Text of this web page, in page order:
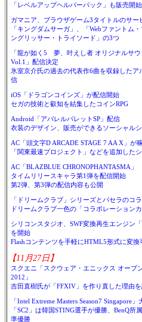
「レベルアップヘルパーパック」も販売開始
ガマニア、ブラウザゲーム3タイトルのサー
「キングダムサーガ」、「Webファントム
ングリッサー・トライソード」の3つ
「龍が如く5 夢、叶えし者 オリジナルサウ
Vol.1」配信決定
氷室京介氏の過去の代表作6曲を収録したア
信
iOS「ドラゴンコインズ」が配信開始
セガの技術と叡知を結集したコインRPG
Android「アパレルパレットSP」配信
衣装のデザイン、販売ができるソーシャル
AC「頭文字D ARCADE STAGE 7 AA X」が
「関東最速プロジェクト」などを追加した
AC「BLAZBLUE CHRONOPHANTASMA」
タイムリリースキャラ第1弾を配信開始
第2弾、第3弾の配信内容も公開
「ドリームクラブ」シリーズとパセラのコ
ドリームクラブ一色の「コラボレーション
シリコンスタジオ、SWF変換再生エンジン
を開始
Flashコンテンツを手軽にHTML5形式に変換
【11月27日】
スクエニ「スクウェア・エニックス オープ
2012」
吉田直樹氏が「FFXIV」を作り直した理由を
「Intel Extreme Masters Season7 Singapore」
「SC2」は韓国STING選手が優勝、BenQ所
準優勝